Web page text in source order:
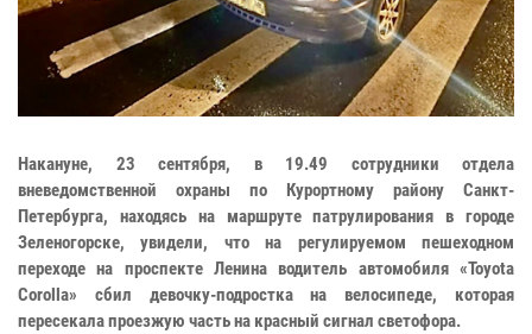
Накануне, 23 сентября, в 19.49 сотрудники отдела
вневедомственной охраны по Курортному району Санкт-
Петербурга, находясь на маршруте патрулирования в городе
Зеленогорске, увидели, что на регулируемом пешеходном
переходе на проспекте Ленина водитель автомобиля «Toyota
Corolla» сбил девочку-подростка на велосипеде, которая
пересекала проезжую часть на красный сигнал светофора.